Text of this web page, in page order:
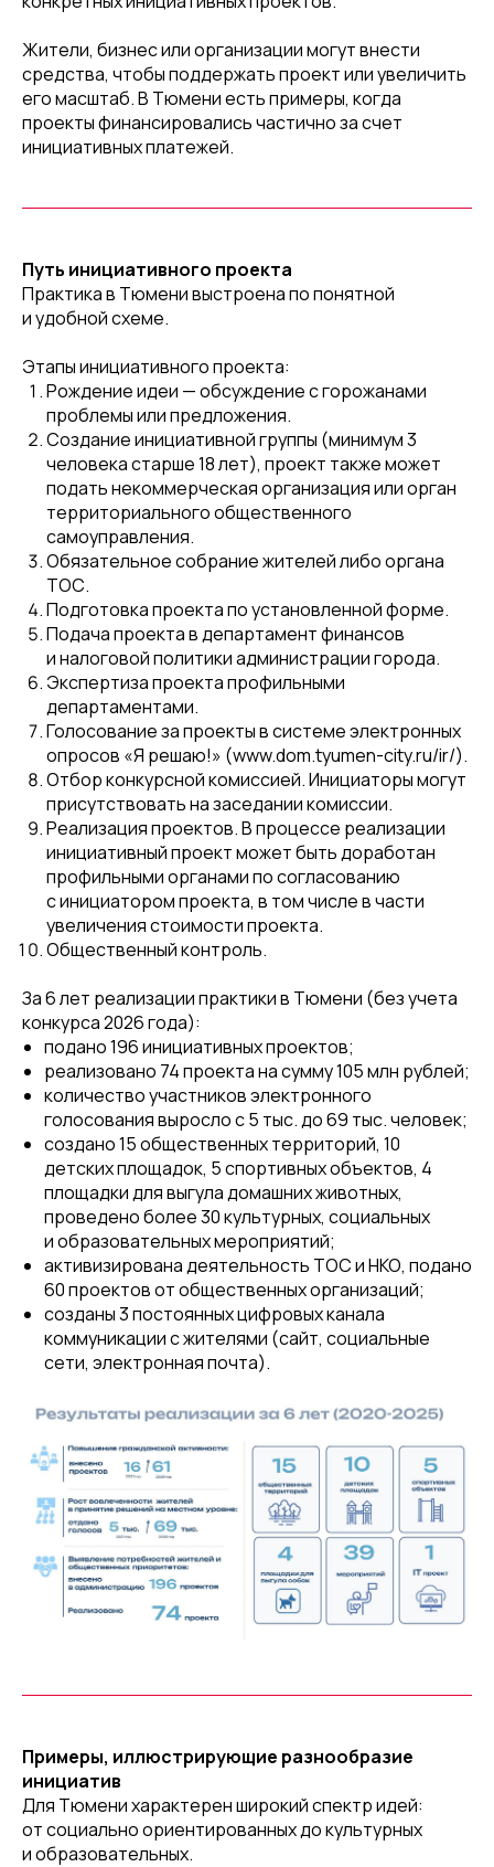
Жители, бизнес или организации могут внести
средства, чтобы поддержать проект или увеличить
его масштаб. В Тюмени есть примеры, когда
проекты финансировались частично за счет
инициативных платежей.
Путь инициативного проекта
Практика в Тюмени выстроена по понятной
и удобной схеме.
Этапы инициативного проекта:
Рождение идеи — обсуждение с горожанами
проблемы или предложения.
Создание инициативной группы (минимум 3
человека старше 18 лет), проект также может
подать некоммерческая организация или орган
территориального общественного
самоуправления.
Обязательное собрание жителей либо органа
ТОС.
Подготовка проекта по установленной форме.
Подача проекта в департамент финансов
и налоговой политики администрации города.
Экспертиза проекта профильными
департаментами.
Голосование за проекты в системе электронных
опросов «Я решаю!» (www.dom.tyumen-city.ru/ir/).
Отбор конкурсной комиссией. Инициаторы могут
присутствовать на заседании комиссии.
Реализация проектов. В процессе реализации
инициативный проект может быть доработан
профильными органами по согласованию
с инициатором проекта, в том числе в части
увеличения стоимости проекта.
Общественный контроль.
За 6 лет реализации практики в Тюмени (без учета
конкурса 2026 года):
подано 196 инициативных проектов;
реализовано 74 проекта на сумму 105 млн рублей;
количество участников электронного
голосования выросло с 5 тыс. до 69 тыс. человек;
создано 15 общественных территорий, 10
детских площадок, 5 спортивных объектов, 4
площадки для выгула домашних животных,
проведено более 30 культурных, социальных
и образовательных мероприятий;
активизирована деятельность ТОС и НКО, подано
60 проектов от общественных организаций;
созданы 3 постоянных цифровых канала
коммуникации с жителями (сайт, социальные
сети, электронная почта).
Примеры, иллюстрирующие разнообразие
инициатив
Для Тюмени характерен широкий спектр идей:
от социально ориентированных до культурных
и образовательных.